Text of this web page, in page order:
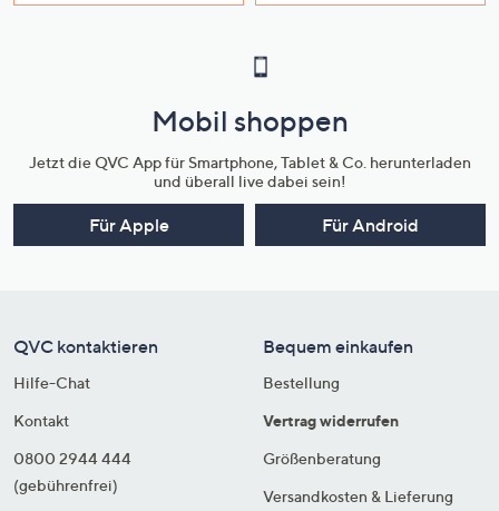
Mobil shoppen
Jetzt die QVC App für Smartphone, Tablet & Co. herunterladen
und überall live dabei sein!
Für Apple Für Android
QVC kontaktieren
Hilfe-Chat
Kontakt
0800 2944 444
(gebührenfrei)
Bequem einkaufen
Bestellung
Vertrag widerrufen
Größenberatung
Versandkosten & Lieferung